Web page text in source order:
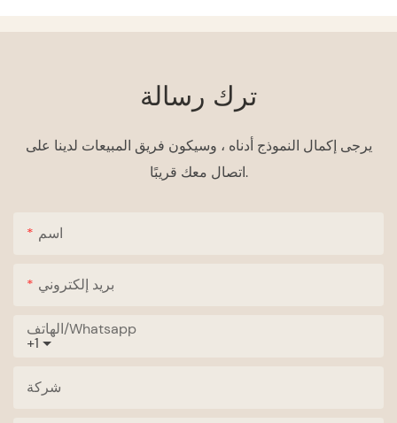
ترك رسالة
يرجى إكمال النموذج أدناه ، وسيكون فريق المبيعات لدينا على
اتصال معك قريبًا.
اسم
بريد إلكتروني
+1
الهاتف/whatsapp
شركة